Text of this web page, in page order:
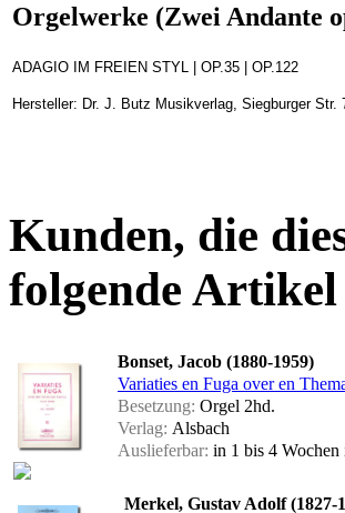
Orgelwerke (Zwei Andante
ADAGIO IM FREIEN STYL | OP.35 | OP.122
Hersteller: Dr. J. Butz Musikverlag, Siegburger
Kunden, die
folgende
Bonset, Jacob (1880-1959)
Variaties en Fuga over en
Besetzung: Orgel 2hd.
Verlag: Alsbach
Auslieferbar: in 1 bis 4 Wochen
Merkel, Gustav Adolf (1827-